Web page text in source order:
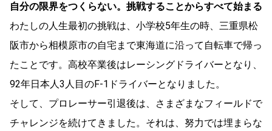
自分の限界をつくらない。挑戦することからすべて始まる
わたしの人生最初の挑戦は、小学校5年生の時、三重県松
阪市から相模原市の自宅まで東海道に沿って自転車で帰っ
たことです。高校卒業後はレーシングドライバーとなり、
92年日本人3人目のF-1ドライバーとなりました。
そして、プロレーサー引退後は、さまざまなフィールドで
チャレンジを続けてきました。それは、努力では埋まらな